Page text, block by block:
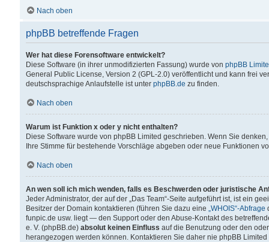
Nach oben
phpBB betreffende Fragen
Wer hat diese Forensoftware entwickelt?
Diese Software (in ihrer unmodifizierten Fassung) wurde von phpBB
General Public License, Version 2 (GPL-2.0) veröffentlicht und kann frei
deutschsprachige Anlaufstelle ist unter phpBB.de zu finden.
Nach oben
Warum ist Funktion x oder y nicht enthalten?
Diese Software wurde von phpBB Limited geschrieben. Wenn Sie
Ihre Stimme für bestehende Vorschläge abgeben oder neue Funktionen
Nach oben
An wen soll ich mich wenden, falls es Beschwerden oder juristische
Jeder Administrator, der auf der „Das Team“-Seite aufgeführt ist, ist ein
Besitzer der Domain kontaktieren (führen Sie dazu eine „WHOIS“-Abfrage
funpic.de usw. liegt — den Support oder den Abuse-Kontakt des
e. V. (phpBB.de) absolut keinen Einfluss auf die Benutzung oder den
herangezogen werden können. Kontaktieren Sie daher nie phpBB